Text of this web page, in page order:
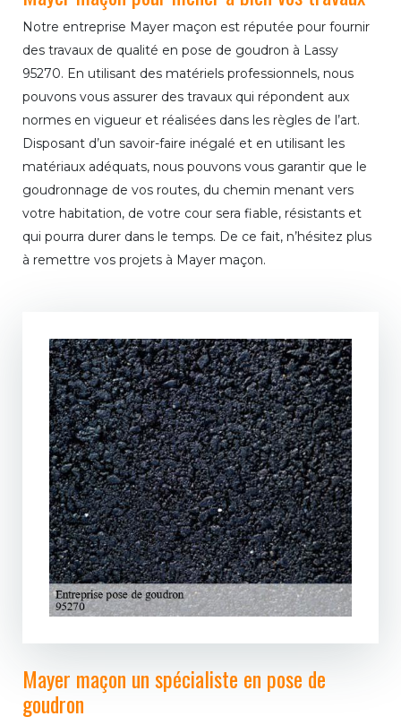
Notre entreprise Mayer maçon est réputée pour fournir
des travaux de qualité en pose de goudron à Lassy
95270. En utilisant des matériels professionnels, nous
pouvons vous assurer des travaux qui répondent aux
normes en vigueur et réalisées dans les règles de l’art.
Disposant d’un savoir-faire inégalé et en utilisant les
matériaux adéquats, nous pouvons vous garantir que le
goudronnage de vos routes, du chemin menant vers
votre habitation, de votre cour sera fiable, résistants et
qui pourra durer dans le temps. De ce fait, n’hésitez plus
à remettre vos projets à Mayer maçon.
Mayer maçon un spécialiste en pose de
goudron